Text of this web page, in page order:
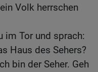
Volk herrschen
im Tor und sprach:
Haus des Sehers?
bin der Seher. Geh